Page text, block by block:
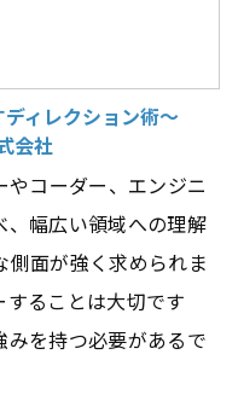
ィレクション術～
会社
コーダー、エンジニ
、幅広い領域への理解
側面が強く求められま
ることは大切です
を持つ必要があるで